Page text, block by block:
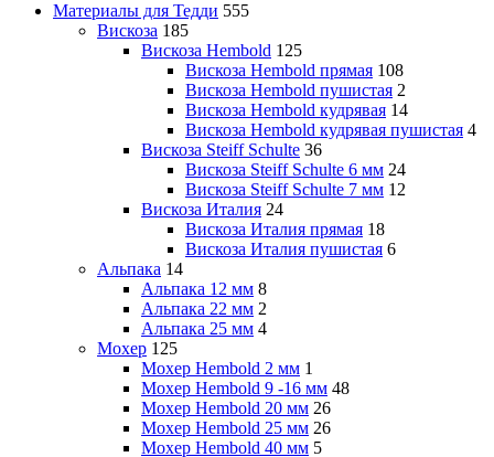
Материалы для Тедди 555
Вискоза 185
Вискоза Hembold 125
Вискоза Hembold прямая 108
Вискоза Hembold пушистая 2
Вискоза Hembold кудрявая 14
Вискоза Hembold кудрявая пушистая 4
Вискоза Steiff Schulte 36
Вискоза Steiff Schulte 6 мм 24
Вискоза Steiff Schulte 7 мм 12
Вискоза Италия 24
Вискоза Италия прямая 18
Вискоза Италия пушистая 6
Альпака 14
Альпака 12 мм 8
Альпака 22 мм 2
Альпака 25 мм 4
Мохер 125
Мохер Hembold 2 мм 1
Мохер Hembold 9 -16 мм 48
Мохер Hembold 20 мм 26
Мохер Hembold 25 мм 26
Мохер Hembold 40 мм 5